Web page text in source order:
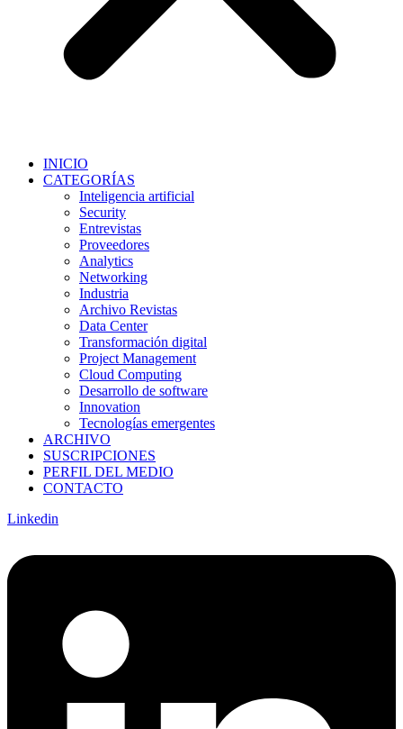
INICIO
CATEGORÍAS
Inteligencia artificial
Security
Entrevistas
Proveedores
Analytics
Networking
Industria
Archivo Revistas
Data Center
Transformación digital
Project Management
Cloud Computing
Desarrollo de software
Innovation
Tecnologías emergentes
ARCHIVO
SUSCRIPCIONES
PERFIL DEL MEDIO
CONTACTO
Linkedin